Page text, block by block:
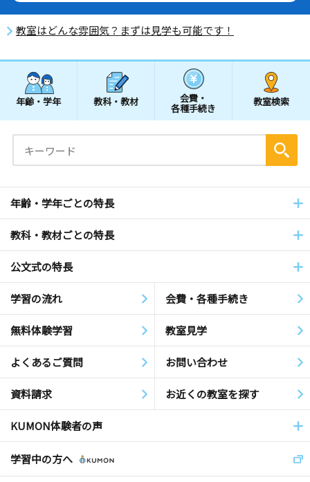
教室はどんな雰囲気？まずは見学も可能です！
年齢・学年 教科・教材 会費・
各種手続き
教室検索
年齢・学年ごとの特長
教科・教材ごとの特長
公文式の特長
学習の流れ 会費・各種手続き
無料体験学習 教室見学
よくあるご質問 お問い合わせ
資料請求 お近くの教室を探す
KUMON体験者の声
学習中の方へ